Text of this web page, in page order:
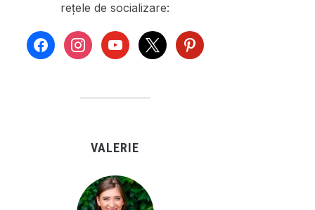
rețele de socializare:
facebookinstagramyoutube
x pinterest
VALERIE